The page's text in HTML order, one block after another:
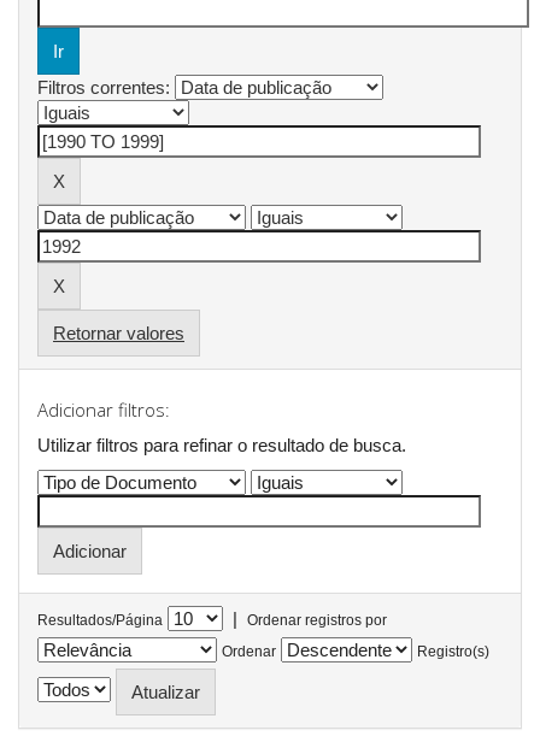
Filtros correntes:
Retornar valores
Adicionar filtros:
Utilizar filtros para refinar o resultado de busca.
Resultados/Página |
Ordenar registros por
Ordenar
Registro(s)